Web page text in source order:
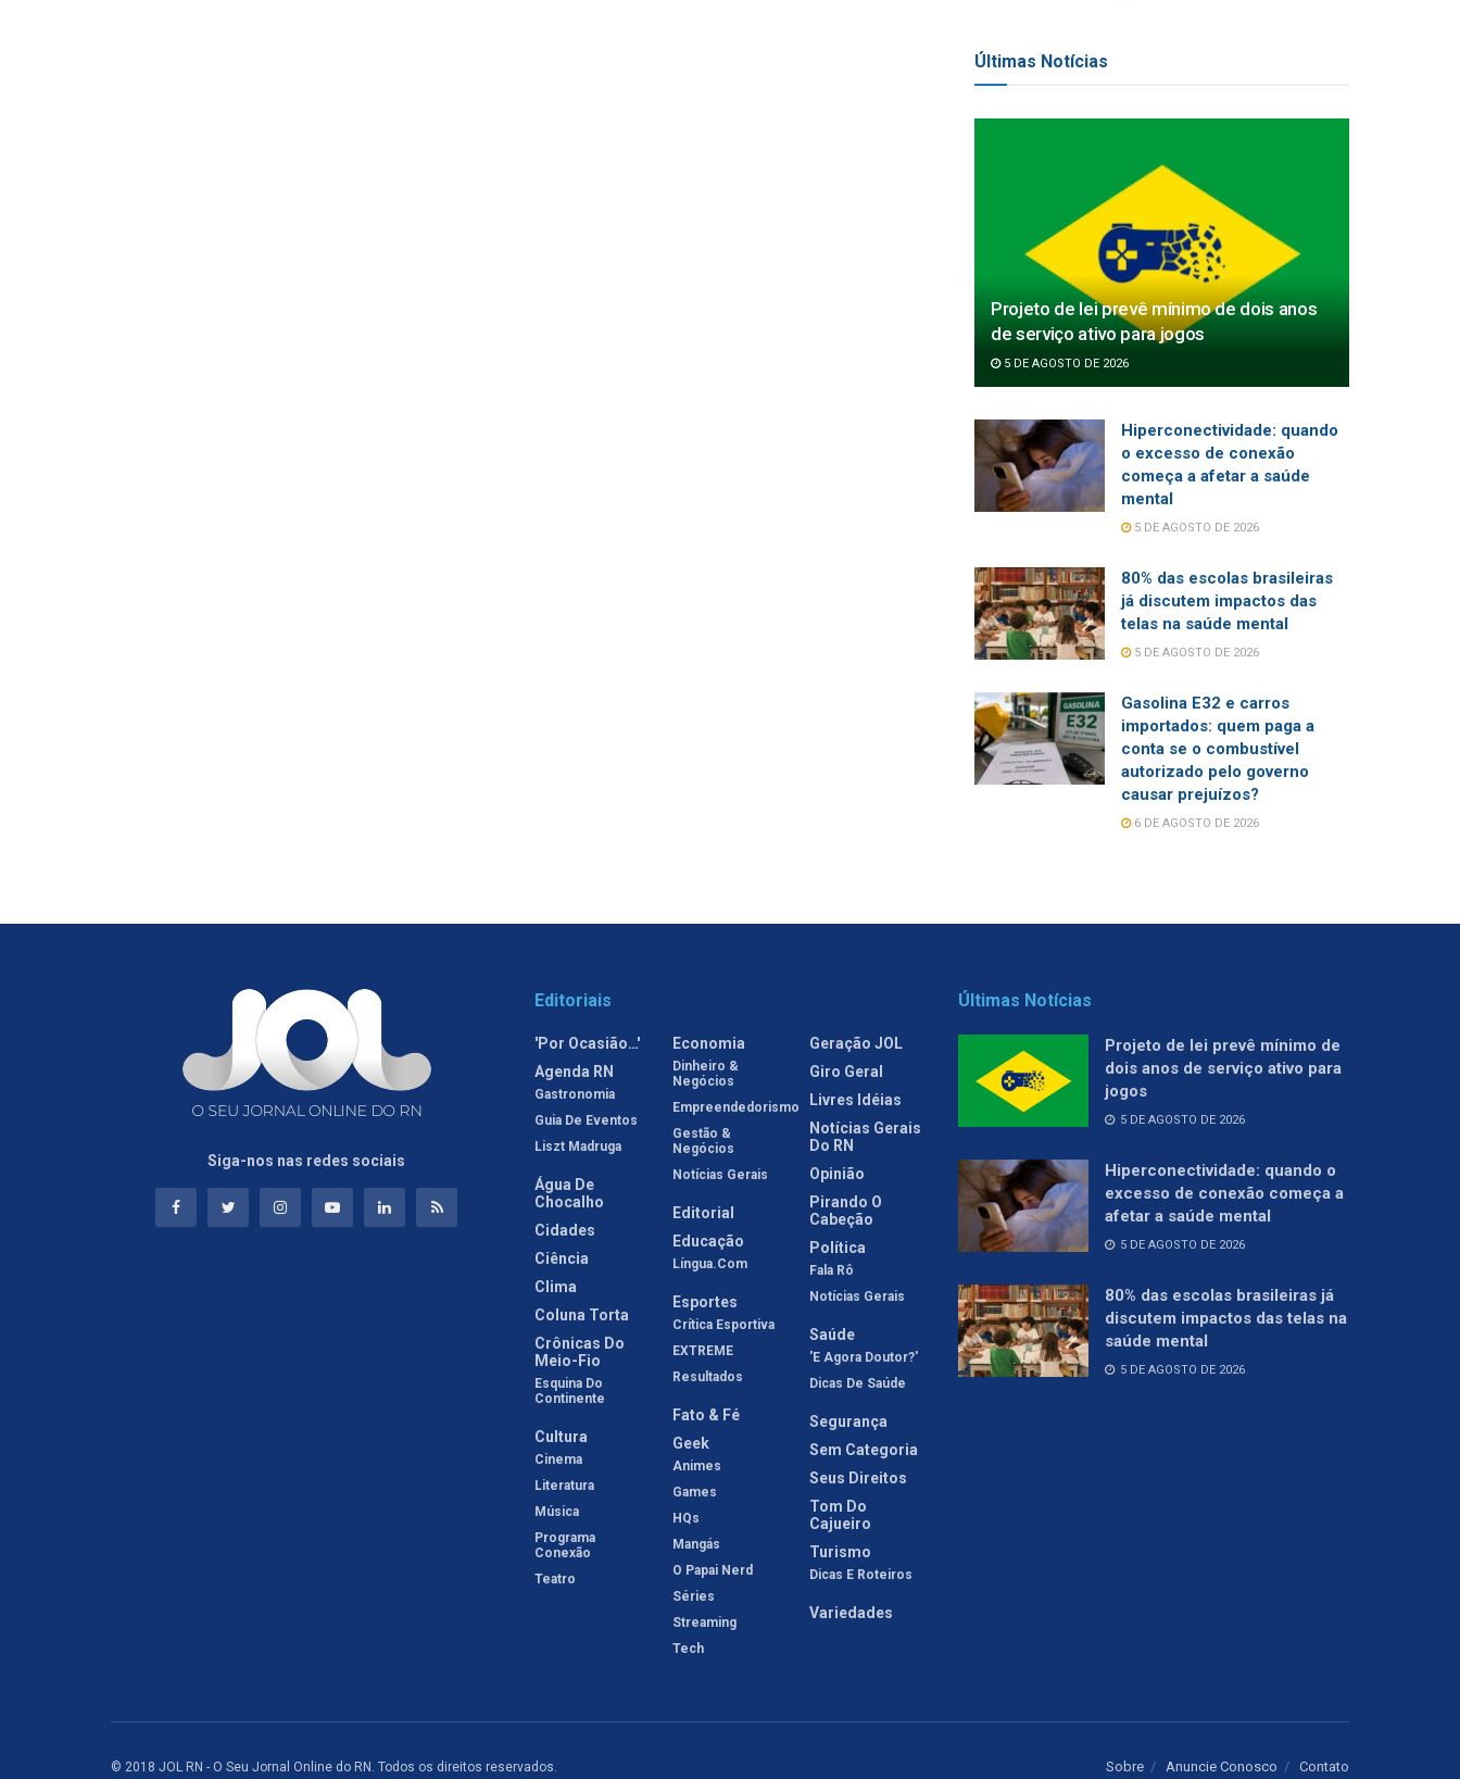
Últimas Notícias
Projeto de lei prevê mínimo de dois anos
de serviço ativo para jogos
5 DE AGOSTO DE 2026
Hiperconectividade: quando
o excesso de conexão
começa a afetar a saúde
mental
5 DE AGOSTO DE 2026
80% das escolas brasileiras
já discutem impactos das
telas na saúde mental
5 DE AGOSTO DE 2026
Gasolina E32 e carros
importados: quem paga a
conta se o combustível
autorizado pelo governo
causar prejuízos?
6 DE AGOSTO DE 2026
Siga-nos nas redes sociais
Editoriais
'Por Ocasião…'
Agenda RN
Gastronomia
Guia De Eventos
Liszt Madruga
Água De
Chocalho
Cidades
Ciência
Clima
Coluna Torta
Crônicas Do
Meio-Fio
Esquina Do
Continente
Cultura
Cinema
Literatura
Música
Programa
Conexão
Teatro
Economia
Dinheiro &
Negócios
Empreendedorismo
Gestão &
Negócios
Notícias Gerais
Editorial
Educação
Língua.com
Esportes
Crítica Esportiva
EXTREME
Resultados
Fato & Fé
Geek
Animes
Games
HQs
Mangás
O Papai Nerd
Séries
Streaming
Tech
Geração JOL
Giro Geral
Livres Idéias
Notícias Gerais
Do RN
Opinião
Pirando O
Cabeção
Política
Fala Rô
Notícias Gerais
Saúde
'E Agora Doutor?'
Dicas De Saúde
Segurança
Sem Categoria
Seus Direitos
Tom Do
Cajueiro
Turismo
Dicas E Roteiros
Variedades
Últimas Notícias
Projeto de lei prevê mínimo de
dois anos de serviço ativo para
jogos
5 DE AGOSTO DE 2026
Hiperconectividade: quando o
excesso de conexão começa a
afetar a saúde mental
5 DE AGOSTO DE 2026
80% das escolas brasileiras já
discutem impactos das telas na
saúde mental
5 DE AGOSTO DE 2026
Sobre Anuncie Conosco Contato
© 2018 JOL RN - O Seu Jornal Online do RN. Todos os direitos reservados.